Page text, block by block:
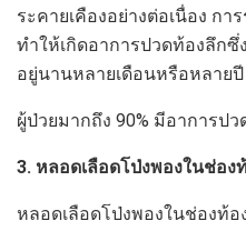
ระคายเคืองอย่างต่อเนื่อง กา
ทำให้เกิดอาการปวดท้องลึก
อยู่นานหลายเดือนหรือหลายปี
ผู้ป่วยมากถึง 90% มีอาการปว
3. หลอดเลือดโป่งพองในช่อง
หลอดเลือดโป่งพองในช่องท้